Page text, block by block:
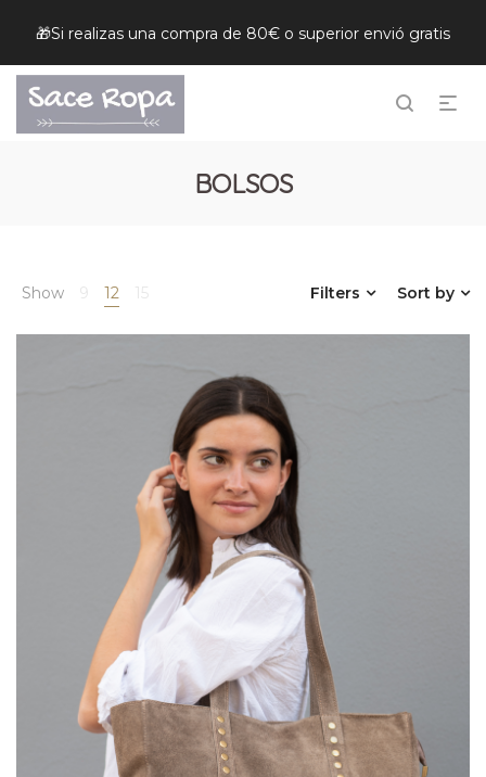
🎁Si realizas una compra de 80€ o superior envió gratis
BOLSOS
Show 12 15 Sort by
Filters